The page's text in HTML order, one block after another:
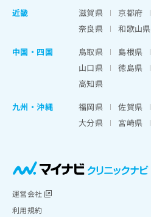
近畿
滋賀県 京都府
奈良県
和歌山県
中国・四国
鳥取県 島根県
山口県
徳島県
高知県
九州・沖縄
福岡県 佐賀県
大分県
宮崎県
運営会社
利用規約